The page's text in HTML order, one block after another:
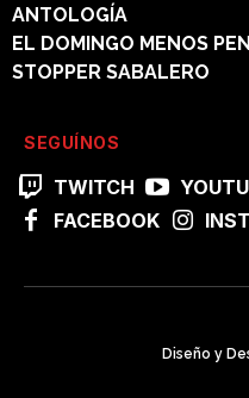
ANTOLOGÍA
EL DOMINGO MENOS
STOPPER SABALERO
SEGUÍNOS
TWITCH
FACEBOOK
Diseño y